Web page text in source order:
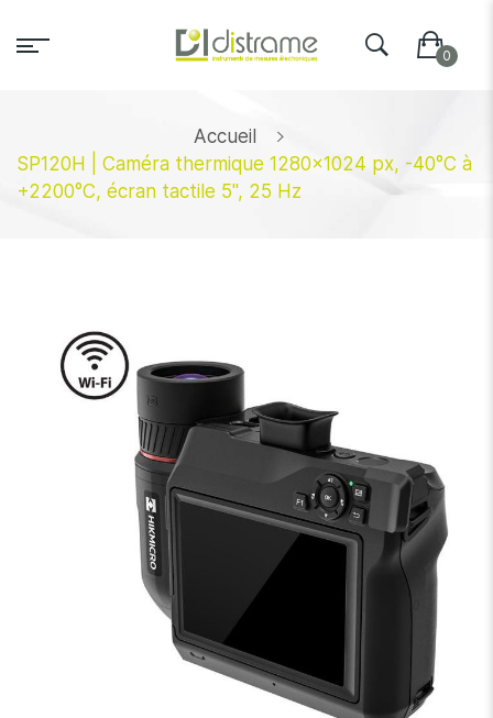
Accueil
SP120H | Caméra thermique 1280x1024 px, -40°C à
+2200°C, écran tactile 5'', 25 Hz